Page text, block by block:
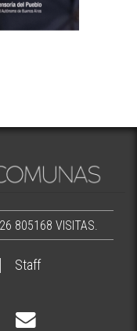
805168 VISITAS.
Staff